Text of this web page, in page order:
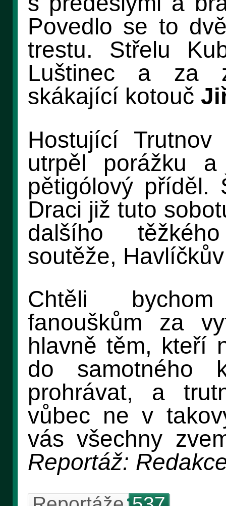
Povedlo se to
trestu. Střelu
Luštinec a za
skákající kotouč
Hostující
utrpěl porážku
pětigólový příděl.
Draci již tuto
dalšího
soutěže,
Chtěli
fanouškům za
hlavně těm, kteří
do samotného
prohrávat, a
vůbec ne v
vás všechny
Reportáž: